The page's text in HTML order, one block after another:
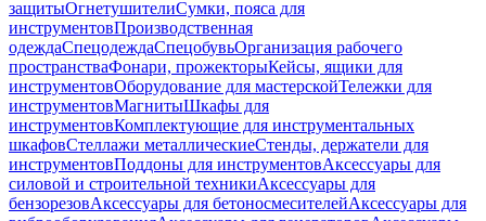
защитыОгнетушителиСумки, пояса для
инструментовПроизводственная
одеждаСпецодеждаСпецобувьОрганизация рабочего
пространстваФонари, прожекторыКейсы, ящики для
инструментовОборудование для мастерскойТележки для
инструментовМагнитыШкафы для
инструментовКомплектующие для инструментальных
шкафовСтеллажи металлическиеСтенды, держатели для
инструментовПоддоны для инструментовАксессуары для
силовой и строительной техникиАксессуары для
бензорезовАксессуары для бетоносмесителейАксессуары для